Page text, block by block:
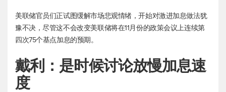
美联储官员们正试图缓解市场悲观情绪，开始对激进加息做法犹
豫不决，尽管这不会改变美联储将在11月份的政策会议上连续第
四次75个基点加息的预期。
戴利：是时候讨论放慢加息速
度